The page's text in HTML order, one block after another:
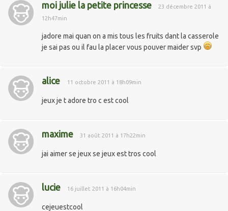
moi julie la petite princesse
23 décembre 2011 à
12h47min
jadore mai quan on a mis tous les fruits dant la casserole
je sai pas ou il fau la placer vous pouver maider svp
alice 11 octobre 2011 à 18h09min
jeux je t adore tro c est cool
maxime 31 août 2011 à 17h22min
jai aimer se jeux se jeux est tros cool
lucie 16 juillet 2011 à 16h04min
cejeuestcool